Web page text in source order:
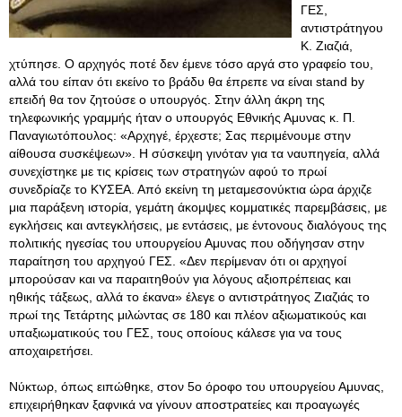
ΓΕΣ,
αντιστράτηγου
Κ. Ζιαζιά,
χτύπησε. Ο αρχηγός ποτέ δεν έμενε τόσο αργά στο γραφείο του,
αλλά του είπαν ότι εκείνο το βράδυ θα έπρεπε να είναι stand by
επειδή θα τον ζητούσε ο υπουργός. Στην άλλη άκρη της
τηλεφωνικής γραμμής ήταν ο υπουργός Εθνικής Αμυνας κ. Π.
Παναγιωτόπουλος: «Αρχηγέ, έρχεστε; Σας περιμένουμε στην
αίθουσα συσκέψεων». Η σύσκεψη γινόταν για τα ναυπηγεία, αλλά
συνεχίστηκε με τις κρίσεις των στρατηγών αφού το πρωί
συνεδρίαζε το ΚΥΣΕΑ. Από εκείνη τη μεταμεσονύκτια ώρα άρχιζε
μια παράξενη ιστορία, γεμάτη άκομψες κομματικές παρεμβάσεις, με
εγκλήσεις και αντεγκλήσεις, με εντάσεις, με έντονους διαλόγους της
πολιτικής ηγεσίας του υπουργείου Αμυνας που οδήγησαν στην
παραίτηση του αρχηγού ΓΕΣ. «Δεν περίμεναν ότι οι αρχηγοί
μπορούσαν και να παραιτηθούν για λόγους αξιοπρέπειας και
ηθικής τάξεως, αλλά το έκανα» έλεγε ο αντιστράτηγος Ζιαζιάς το
πρωί της Τετάρτης μιλώντας σε 180 και πλέον αξιωματικούς και
υπαξιωματικούς του ΓΕΣ, τους οποίους κάλεσε για να τους
αποχαιρετήσει.
Νύκτωρ, όπως ειπώθηκε, στον 5ο όροφο του υπουργείου Αμυνας,
επιχειρήθηκαν ξαφνικά να γίνουν αποστρατείες και προαγωγές